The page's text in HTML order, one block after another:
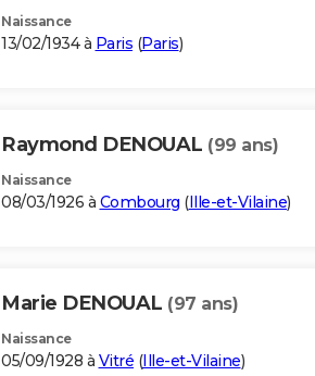
Naissance
13/02/1934 à Paris (Paris)
Raymond DENOUAL (99 ans)
Naissance
08/03/1926 à Combourg (Ille-et-Vilaine)
Marie DENOUAL (97 ans)
Naissance
05/09/1928 à Vitré (Ille-et-Vilaine)